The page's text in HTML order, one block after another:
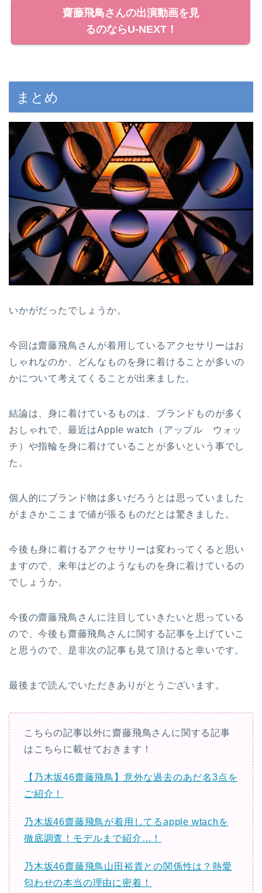
齋藤飛鳥さんの出演動画を見
るのならU-NEXT！
まとめ
いかがだったでしょうか。
今回は齋藤飛鳥さんが着用しているアクセサリーはお
しゃれなのか、どんなものを身に着けることが多いの
かについて考えてくることが出来ました。
結論は、身に着けているものは、ブランドものが多く
おしゃれで、最近はApple watch（アップル ウォッ
チ）や指輪を身に着けていることが多いという事でし
た。
個人的にブランド物は多いだろうとは思っていました
がまさかここまで値が張るものだとは驚きました。
今後も身に着けるアクセサリーは変わってくると思い
ますので、来年はどのようなものを身に着けているの
でしょうか。
今後の齋藤飛鳥さんに注目していきたいと思っている
ので、今後も齋藤飛鳥さんに関する記事を上げていこ
と思うので、是非次の記事も見て頂けると幸いです。
最後まで読んでいただきありがとうございます。
こちらの記事以外に齋藤飛鳥さんに関する記事
はこちらに載せておきます！
【乃木坂46齋藤飛鳥】意外な過去のあだ名3点を
ご紹介！
乃木坂46齋藤飛鳥が着用してるapple wtachを
徹底調査！モデルまで紹介…！
乃木坂46齋藤飛鳥山田裕貴との関係性は？熱愛
匂わせの本当の理由に密着！